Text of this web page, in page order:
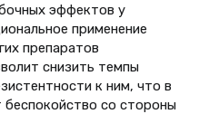
эффектов у
применение
препаратов
снизить темпы
к ним, что в
со стороны